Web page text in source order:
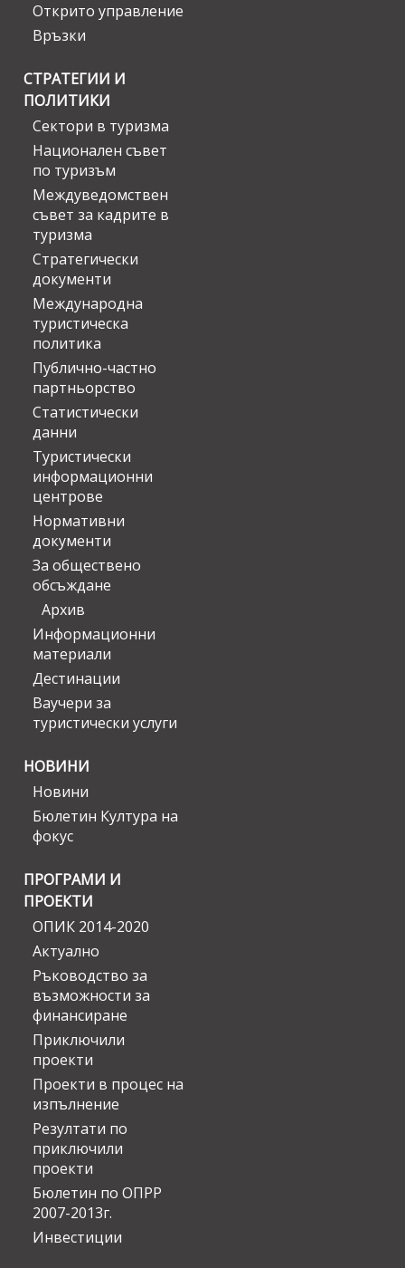
Открито управление
Връзки
СТРАТЕГИИ И
ПОЛИТИКИ
Сектори в туризма
Национален съвет
по туризъм
Междуведомствен
съвет за кадрите в
туризма
Стратегически
документи
Международна
туристическа
политика
Публично-частно
партньорство
Статистически
данни
Туристически
информационни
центрове
Нормативни
документи
За обществено
обсъждане
Архив
Информационни
материали
Дестинации
Ваучери за
туристически услуги
НОВИНИ
Новини
Бюлетин Култура на
фокус
ПРОГРАМИ И
ПРОЕКТИ
ОПИК 2014-2020
Актуално
Ръководство за
възможности за
финансиране
Приключили
проекти
Проекти в процес на
изпълнение
Резултати по
приключили
проекти
Бюлетин по ОПРР
2007-2013г.
Инвестиции